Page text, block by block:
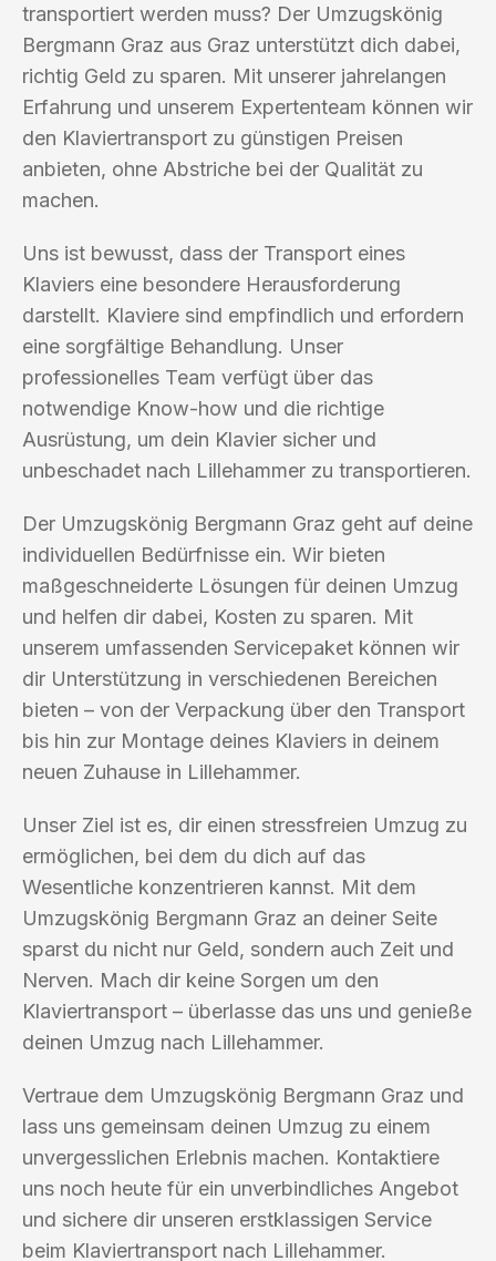
transportiert werden muss? Der Umzugskönig
Bergmann Graz aus Graz unterstützt dich dabei,
richtig Geld zu sparen. Mit unserer jahrelangen
Erfahrung und unserem Expertenteam können wir
den Klaviertransport zu günstigen Preisen
anbieten, ohne Abstriche bei der Qualität zu
machen.
Uns ist bewusst, dass der Transport eines
Klaviers eine besondere Herausforderung
darstellt. Klaviere sind empfindlich und erfordern
eine sorgfältige Behandlung. Unser
professionelles Team verfügt über das
notwendige Know-how und die richtige
Ausrüstung, um dein Klavier sicher und
unbeschadet nach Lillehammer zu transportieren.
Der Umzugskönig Bergmann Graz geht auf deine
individuellen Bedürfnisse ein. Wir bieten
maßgeschneiderte Lösungen für deinen Umzug
und helfen dir dabei, Kosten zu sparen. Mit
unserem umfassenden Servicepaket können wir
dir Unterstützung in verschiedenen Bereichen
bieten – von der Verpackung über den Transport
bis hin zur Montage deines Klaviers in deinem
neuen Zuhause in Lillehammer.
Unser Ziel ist es, dir einen stressfreien Umzug zu
ermöglichen, bei dem du dich auf das
Wesentliche konzentrieren kannst. Mit dem
Umzugskönig Bergmann Graz an deiner Seite
sparst du nicht nur Geld, sondern auch Zeit und
Nerven. Mach dir keine Sorgen um den
Klaviertransport – überlasse das uns und genieße
deinen Umzug nach Lillehammer.
Vertraue dem Umzugskönig Bergmann Graz und
lass uns gemeinsam deinen Umzug zu einem
unvergesslichen Erlebnis machen. Kontaktiere
uns noch heute für ein unverbindliches Angebot
und sichere dir unseren erstklassigen Service
beim Klaviertransport nach Lillehammer.